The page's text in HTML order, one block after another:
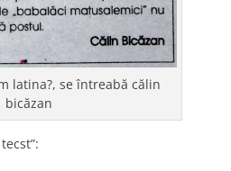
latina?, se întreabă călin
bicăzan